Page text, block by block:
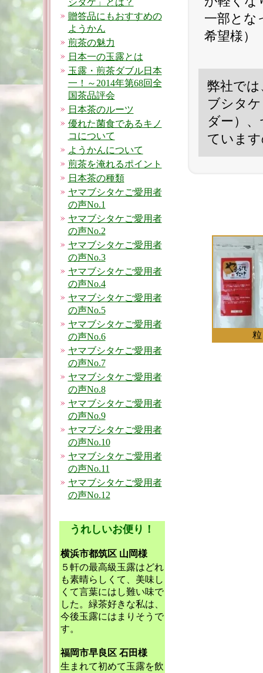
シタケ」とは？
贈答品にもおすすめの
ようかん
煎茶の魅力
日本一の玉露とは
玉露・煎茶ダブル日本
一！～2014年第68回全
国茶品評会
日本茶のルーツ
優れた菌食であるキノ
コについて
ようかんについて
煎茶を淹れるポイント
日本茶の種類
ヤマブシタケご愛用者
の声No.1
ヤマブシタケご愛用者
の声No.2
ヤマブシタケご愛用者
の声No.3
ヤマブシタケご愛用者
の声No.4
ヤマブシタケご愛用者
の声No.5
ヤマブシタケご愛用者
の声No.6
ヤマブシタケご愛用者
の声No.7
ヤマブシタケご愛用者
の声No.8
ヤマブシタケご愛用者
の声No.9
ヤマブシタケご愛用者
の声No.10
ヤマブシタケご愛用者
の声No.11
ヤマブシタケご愛用者
の声No.12
うれしいお便り！
横浜市都筑区 山岡様
５軒の最高級玉露はどれ
も素晴らしくて、美味し
くて言葉にはし難い味で
した。緑茶好きな私は、
今後玉露にはまりそうで
す。
福岡市早良区 石田様
生まれて初めて玉露を飲
一部とな
希望様）
弊社で
ブシタ
ダー）
ていま
粒